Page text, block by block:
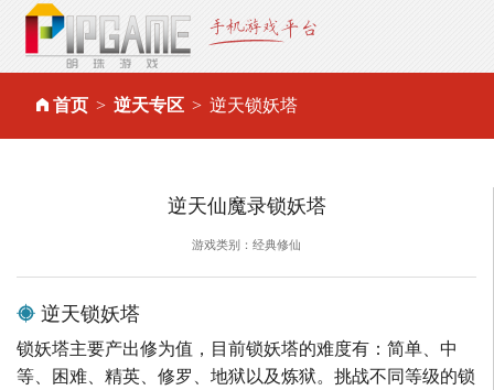
首页 逆天专区 逆天锁妖塔
逆天仙魔录锁妖塔
游戏类别：经典修仙
逆天锁妖塔
锁妖塔主要产出修为值，目前锁妖塔的难度有：简单、中
等、困难、精英、修罗、地狱以及炼狱。挑战不同等级的锁